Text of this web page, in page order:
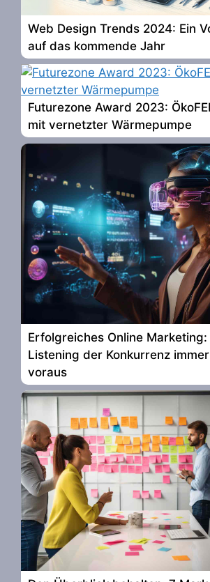
Web Design Trends 2024: Ein
auf das kommende Jahr
Futurezone Award 2023:
mit vernetzter Wärmepumpe
Erfolgreiches Online Marketing:
Listening der Konkurrenz
voraus